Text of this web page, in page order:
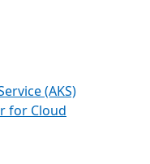
(AKS)
for Cloud